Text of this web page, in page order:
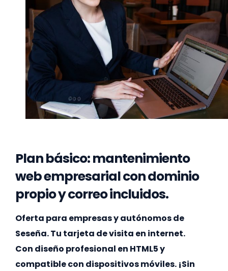
Plan básico: mantenimiento
web empresarial con dominio
propio y correo incluidos.
Oferta para empresas y autónomos de
Seseña. Tu tarjeta de visita en internet.
Con diseño profesional en HTML5 y
compatible con dispositivos móviles. ¡Sin